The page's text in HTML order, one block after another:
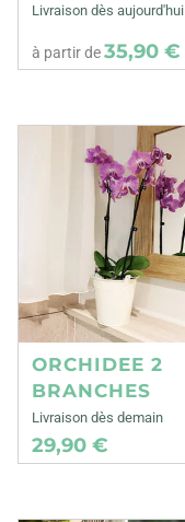
Livraison dès aujourd'hui
à partir de35,90 €
ORCHIDEE 2
BRANCHES
Livraison dès demain
29,90 €